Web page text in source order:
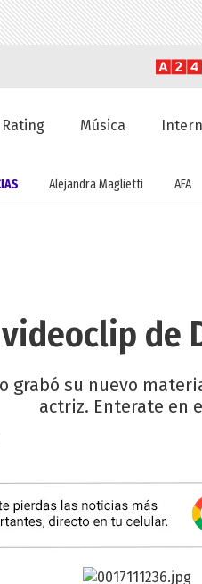
Rating Música
Alejandra Maglietti AFA
de
grabó su nuevo
actriz. Enterate en